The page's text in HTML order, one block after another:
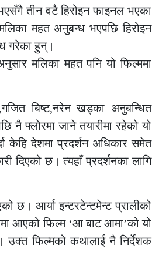
तीन वटै हिरोइन फाइनल भएका
महत अनुबन्ध भएपछि हिरोइन
गरेका हुन्।
मलिका महत पनि यो फिल्ममा
बिष्ट,नरेन खड्का अनुबन्धित
फ्लोरमा जाने तयारीमा रहेको यो
केहि देशमा प्रदर्शन अधिकार समेत
दिएको छ। त्यहाँ प्रदर्शनका लागि
आर्या इन्टरटेन्टमेन्ट प्रालीको
आएको फिल्म ‘आ बाट आमा’को यो
फिल्मको कथालाई नै निर्देशक